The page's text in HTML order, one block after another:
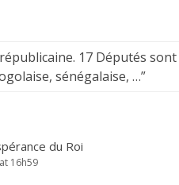
17 Députés
sénégalaise, …”
du Roi
16h59